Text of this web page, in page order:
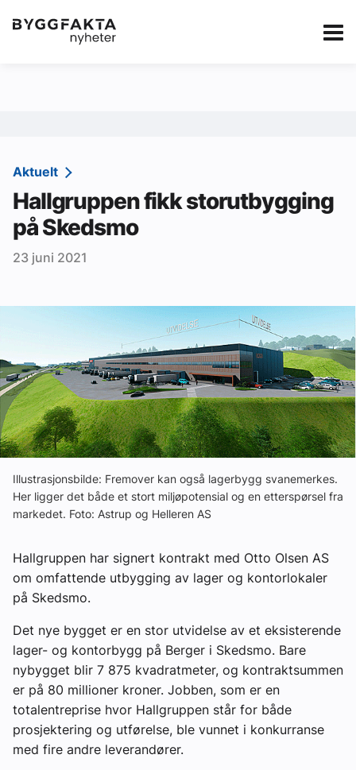
Kategorier Jobbmarkedet Annonsere i
Redaksjonen
Om Byggfakta
Annonsere
Abonnere
Ledige stillinger
eBlad
Aktivitetskalender
Bransjekommentar
Nyheter
Aktuelle prosjekter
Aktuelt
Hallgruppen fikk storutbygging
på Skedsmo
23 juni 2021
Illustrasjonsbilde: Fremover kan også lagerbygg svanemerkes.
Her ligger det både et stort miljøpotensial og en etterspørsel fra
markedet. Foto: Astrup og Helleren AS
Hallgruppen har signert kontrakt med Otto Olsen AS
om omfattende utbygging av lager og kontorlokaler
på Skedsmo.
Det nye bygget er en stor utvidelse av et eksisterende
lager- og kontorbygg på Berger i Skedsmo. Bare
nybygget blir 7 875 kvadratmeter, og kontraktsummen
er på 80 millioner kroner. Jobben, som er en
totalentreprise hvor Hallgruppen står for både
prosjektering og utførelse, ble vunnet i konkurranse
med fire andre leverandører.